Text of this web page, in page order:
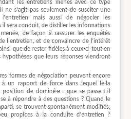
les entretiens menés avec ce type
ne s’agit pas seulement de susciter une
mais aussi de négocier les
il sera conduit, de distiller les informations
de façon à rassurer les enquêtés
l’entretien, et de convaincre de l’intérêt
que de rester fidèles à ceux-ci tout en
hypothèses que leurs réponses viendront
formes de négociation peuvent encore
un rapport de force dans lequel le·la
position de dominé·e : que se passe-t-il
à répondre à des questions ? Quand le
se trouvent spontanément modifiés,
propices à la conduite d’entretien ?